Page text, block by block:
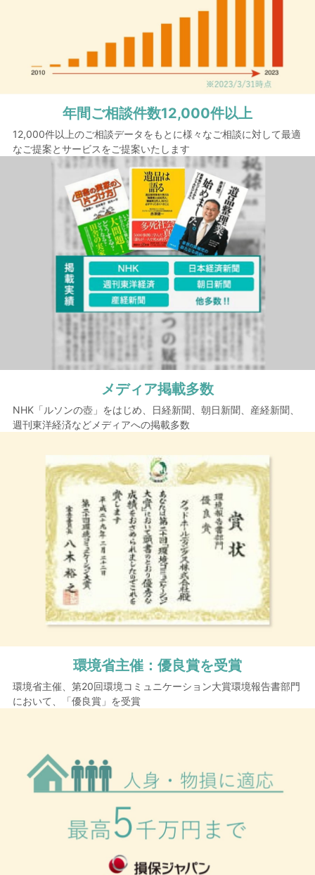
年間ご相談件数12,000件以上
12,000件以上のご相談データをもとに様々なご相談に対して最適
なご提案とサービスをご提案いたします
メディア掲載多数
NHK「ルソンの壺」をはじめ、日経新聞、朝日新聞、産経新聞、
週刊東洋経済などメディアへの掲載多数
環境省主催： 優良賞を受賞
環境省主催、第20回環境コミュニケーション大賞環境報告書部門
において、「優良賞」を受賞